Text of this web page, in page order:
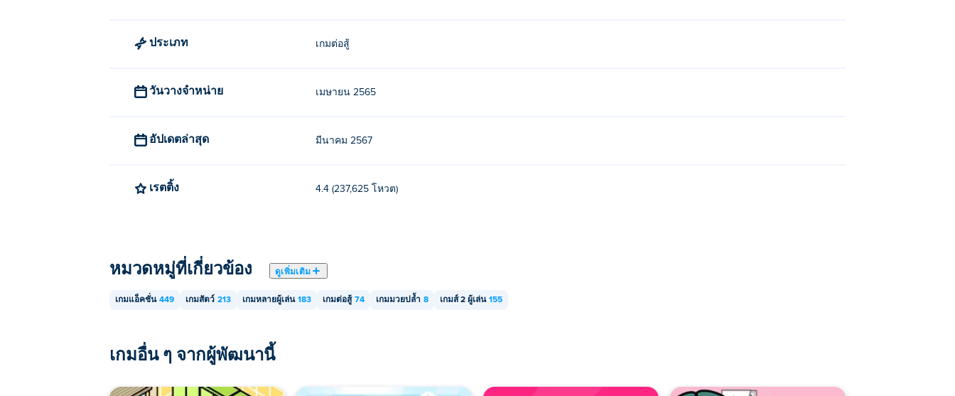
ใครเป็นผู้สร้าง Bearsus?
ฉันจะเล่น Bearsus ได้ฟรีอย่างไร?
คุณสามารถเล่น Bearsus ได้ฟรีบน Poki
สามารถเล่น Bearsus ได้บนคอมพิวเตอร์และอุปกรณ์พกพา เช่น โทรศัพท์และแท็บเล็ต
ประเภท เกมต่อสู้
วันวางจำหน่าย เมษายน 2565
อัปเดตล่าสุด มีนาคม 2567
เรตติ้ง 4.4 (237,625 โหวต)
หมวดหมู่ที่เกี่ยวข้อง ดูเพิ่มเติม
เกมแอ็คชั่น 449 เกมสัตว์ 213 เกมหลายผู้เล่น 183 เกมต่อสู้ 74 เกมมวยปล้ำ 8 เกมส์ 2 ผู้เล่น 155
เกมอื่น ๆ จากผู้พัฒนานี้